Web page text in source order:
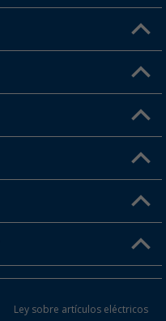
Ley sobre artículos eléctricos